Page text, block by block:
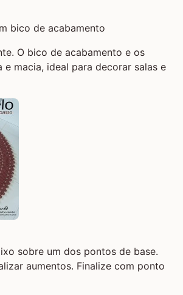
O bico de acabamento e os
macia, ideal para decorar salas e
sobre um dos pontos de base.
aumentos. Finalize com ponto